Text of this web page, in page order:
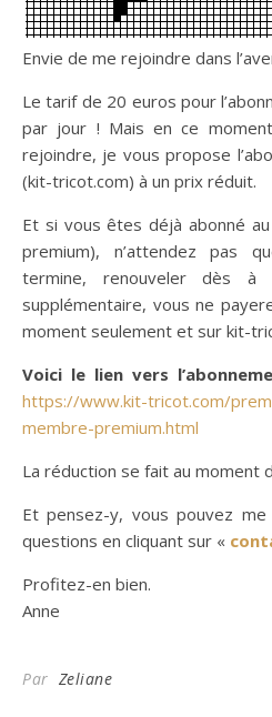
Envie de me rejoindre dans
Le tarif de 20 euros pour
par jour ! Mais en ce
rejoindre, je vous propose
(kit-tricot.com) à un prix réduit.
Et si vous êtes déjà abonné
premium), n’attendez pas
termine, renouveler dès
supplémentaire, vous ne
moment seulement et sur kit-
Voici le lien vers
https://www.kit-tricot.com/
membre-premium.html
La réduction se fait au moment
Et pensez-y, vous pouvez
questions en cliquant sur «
Profitez-en bien.
Anne
Par Zeliane